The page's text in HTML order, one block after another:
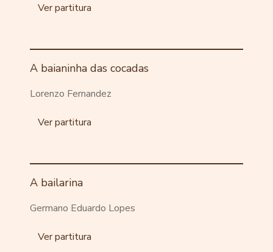
Ver partitura
A baianinha das cocadas
Lorenzo Fernandez
Ver partitura
A bailarina
Germano Eduardo Lopes
Ver partitura